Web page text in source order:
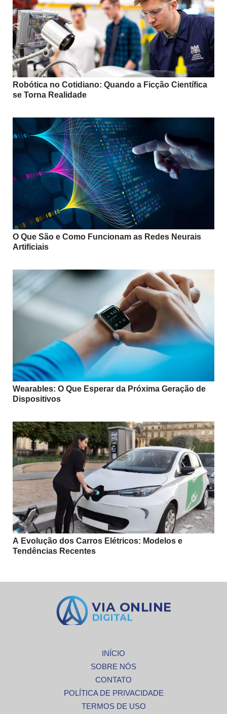
Robótica no Cotidiano: Quando a Ficção Científica
se Torna Realidade
O Que São e Como Funcionam as Redes Neurais
Artificiais
Wearables: O Que Esperar da Próxima Geração de
Dispositivos
A Evolução dos Carros Elétricos: Modelos e
Tendências Recentes
INÍCIO
SOBRE NÓS
CONTATO
POLÍTICA DE PRIVACIDADE
TERMOS DE USO